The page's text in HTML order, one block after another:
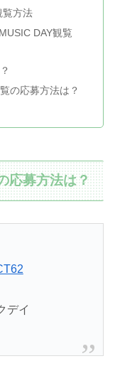
覧方法
DAY観覧
の応募方法は？
応募方法は？
デイ